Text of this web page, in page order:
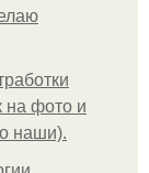
на фото и
наши).